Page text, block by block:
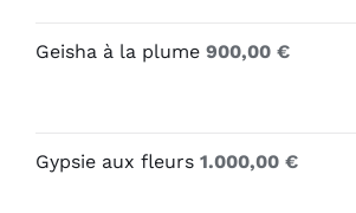
Geisha à la plume 900,00 €
Gypsie aux fleurs 1.000,00 €